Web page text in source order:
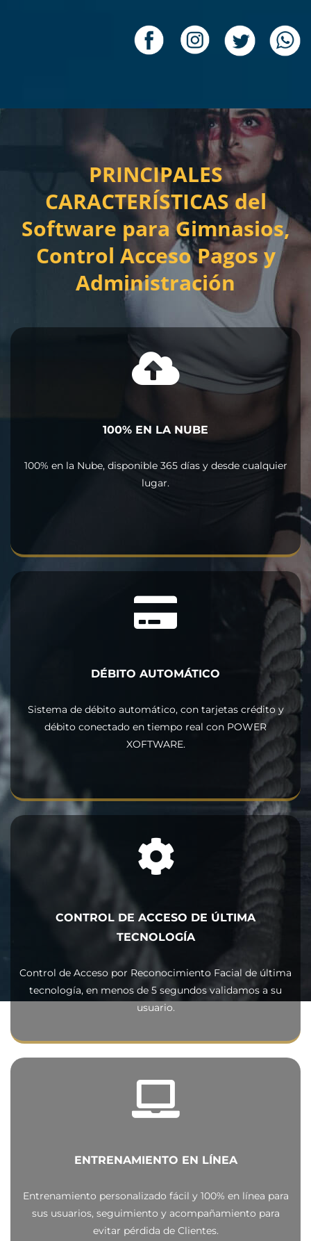
PRINCIPALES
CARACTERÍSTICAS del
Software para Gimnasios,
Control Acceso Pagos y
Administración
100% EN LA NUBE
100% en la Nube, disponible 365 días y desde cualquier
lugar.
DÉBITO AUTOMÁTICO
Sistema de débito automático, con tarjetas crédito y
débito conectado en tiempo real con POWER
XOFTWARE.
CONTROL DE ACCESO DE ÚLTIMA
TECNOLOGÍA
Control de Acceso por Reconocimiento Facial de última
tecnología, en menos de 5 segundos validamos a su
usuario.
ENTRENAMIENTO EN LÍNEA
Entrenamiento personalizado fácil y 100% en línea para
sus usuarios, seguimiento y acompañamiento para
evitar pérdida de Clientes.